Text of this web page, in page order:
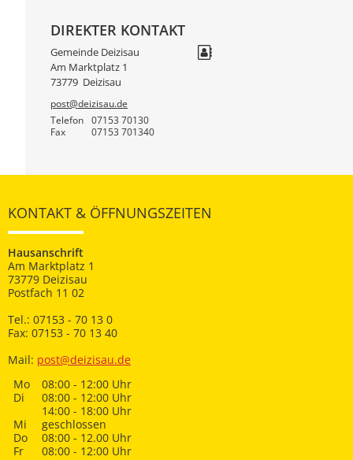
DIREKTER KONTAKT
Gemeinde Deizisau
Am Marktplatz 1
73779 Deizisau
post@deizisau.de
Telefon
07153 70130
Fax 07153 701340
KONTAKT & ÖFFNUNGSZEITEN
Hausanschrift
Am Marktplatz 1
73779 Deizisau
Postfach 11 02
Tel.: 07153 - 70 13 0
Fax: 07153 - 70 13 40
Mail: post@deizisau.de
Mo
08:00 - 12:00 Uhr
Di
08:00 - 12:00 Uhr
14:00 - 18:00 Uhr
Mi
geschlossen
Do
08:00 - 12.00 Uhr
Fr
08:00 - 12:00 Uhr